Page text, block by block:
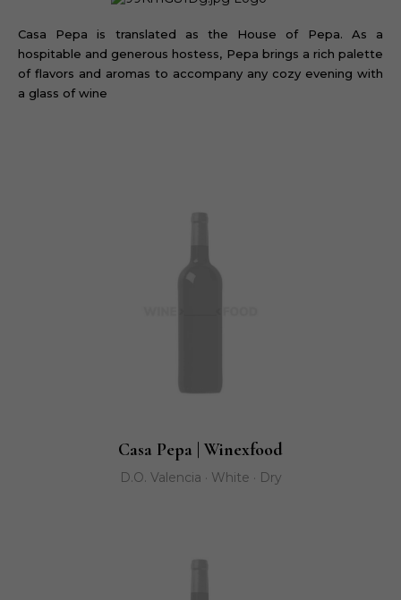
Casa Pepa is translated as the House of Pepa. As a
hospitable and generous hostess, Pepa brings a rich palette
of flavors and aromas to accompany any cozy evening with
a glass of wine
Casa Pepa | Winexfood
D.O. Valencia · White · Dry